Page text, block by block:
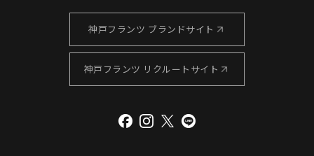
神戸フランツ ブランドサイト
神戸フランツ リクルートサイト